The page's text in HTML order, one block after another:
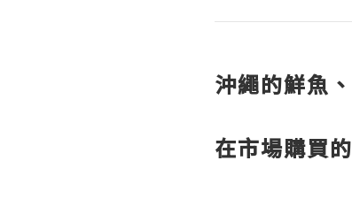
沖繩的鮮魚
在市場購買